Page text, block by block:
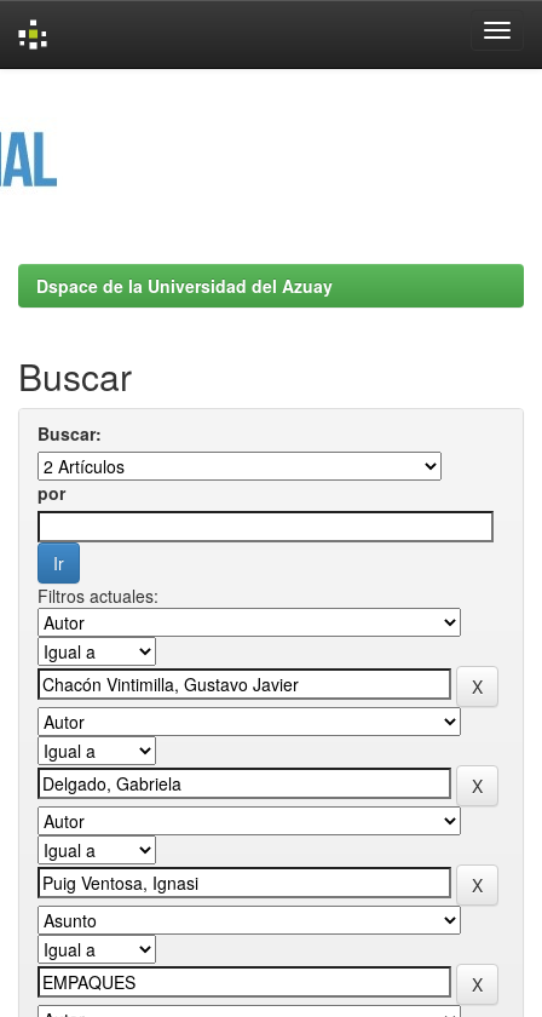
Dspace de la Universidad del Azuay
Buscar
Buscar:
por
Filtros actuales: